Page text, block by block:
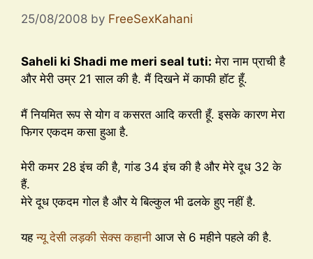
25/08/2008 by FreeSexKahani
Saheli ki Shadi me meri seal tuti: मेरा नाम प्राची है
और मेरी उम्र 21 साल की है. मैं दिखने में काफी हॉट हूँ.
मैं नियमित रूप से योग व कसरत आदि करती हूँ. इसके कारण मेरा
फिगर एकदम कसा हुआ है.
मेरी कमर 28 इंच की है, गांड 34 इंच की है और मेरे दूध 32 के
हैं.
मेरे दूध एकदम गोल है और ये बिल्कुल भी ढलके हुए नहीं है.
यहन्यू देसी लड़की सेक्स कहानी आज से 6 महीने पहले की है.